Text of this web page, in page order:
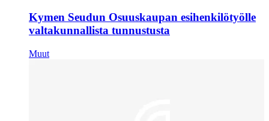
Kymen Seudun Osuuskaupan esihenkilötyölle
valtakunnallista tunnustusta
Muut